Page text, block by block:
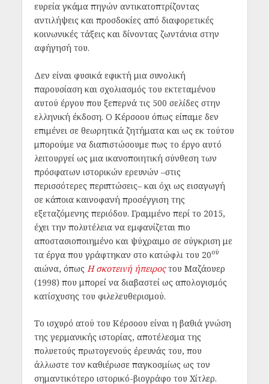
ευρεία γκάμα πηγών αντικατοπτρίζοντας
αντιλήψεις και προσδοκίες από διαφορετικές
κοινωνικές τάξεις και δίνοντας ζωντάνια στην
αφήγησή του.
Δεν είναι φυσικά εφικτή μια συνολική
παρουσίαση και σχολιασμός του εκτεταμένου
αυτού έργου που ξεπερνά τις 500 σελίδες στην
ελληνική έκδοση. Ο Κέρσοου όπως είπαμε δεν
επιμένει σε θεωρητικά ζητήματα και ως εκ τούτου
μπορούμε να διαπιστώσουμε πως το έργο αυτό
λειτουργεί ως μια ικανοποιητική σύνθεση των
πρόσφατων ιστορικών ερευνών –στις
περισσότερες περιπτώσεις– και όχι ως εισαγωγή
σε κάποια καινοφανή προσέγγιση της
εξεταζόμενης περιόδου. Γραμμένο περί το 2015,
έχει την πολυτέλεια να εμφανίζεται πιο
αποστασιοποιημένο και ψύχραιμο σε σύγκριση με
τα έργα που γράφτηκαν στο κατώφλι του 20ού
αιώνα, όπως Η σκοτεινή ήπειροςτου Μαζάουερ
(1998) που μπορεί να διαβαστεί ως απολογισμός
κατίσχυσης του φιλελευθερισμού.
Το ισχυρό ατού του Κέρσοου είναι η βαθιά γνώση
της γερμανικής ιστορίας, αποτέλεσμα της
πολυετούς πρωτογενούς έρευνάς του, που
άλλωστε τον καθιέρωσε παγκοσμίως ως τον
σημαντικότερο ιστορικό-βιογράφο του Χίτλερ.